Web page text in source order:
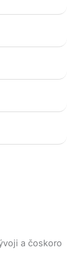
a čoskoro